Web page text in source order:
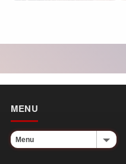
MENU